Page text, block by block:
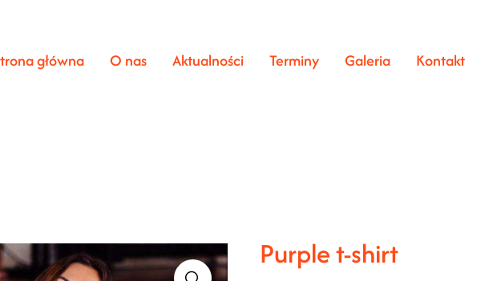
główna O nas Aktualności Terminy Galeria Kontakt
Purple t-shirt